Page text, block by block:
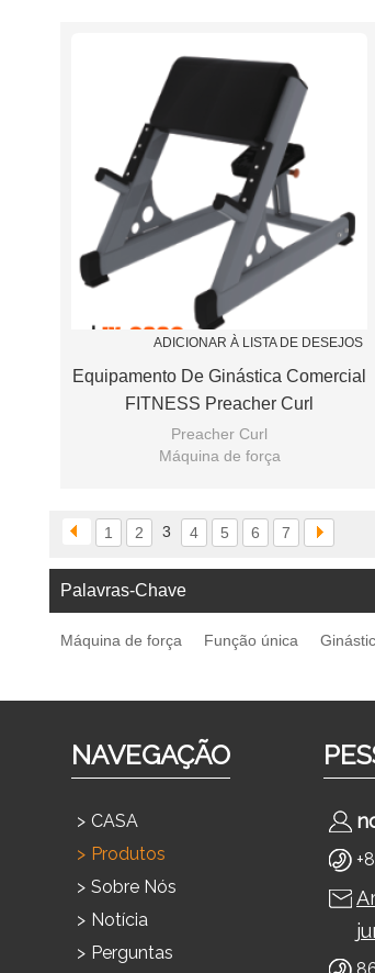
ADICIONAR À LISTA DE DESEJOS
Equipamento De Ginástica Comercial
FITNESS Preacher Curl
Preacher Curl
Máquina de força
1 2 3 4 5 6 7
Palavras-Chave
Máquina de força Função única
NAVEGAÇÃO
CASA
Produtos
Sobre Nós
Notícia
Perguntas